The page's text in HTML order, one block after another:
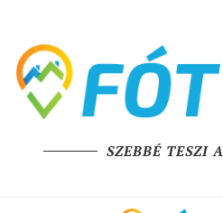
SZEBBÉ TESZI